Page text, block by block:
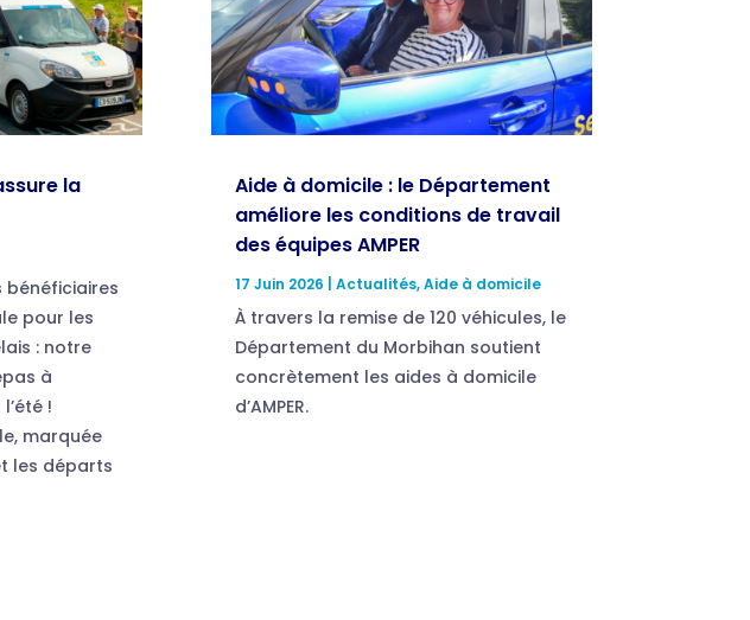
la
bénéficiaires
pour les
: notre
à
!
marquée
les départs
Aide à domicile : le Département
améliore les conditions de travail
des équipes AMPER
17 Juin 2026 Actualités,Aide à domicile
À travers la remise de 120 véhicules, le
Département du Morbihan soutient
concrètement les aides à domicile
d’AMPER.